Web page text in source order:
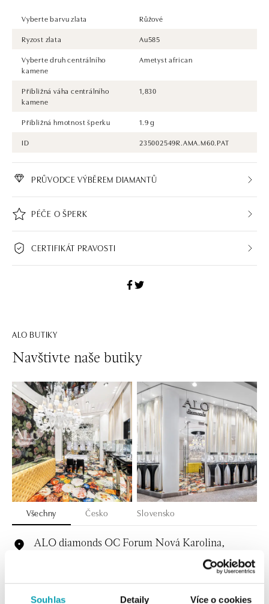
Souhlas Detaily Více o cookies
Vyberte barvu zlata
Růžové
Ryzost zlata
Au585
Vyberte druh centrálního
kamene
Ametyst african
Přibližná váha centrálního
kamene
1,830
Přibližná hmotnost šperku
1.9 g
ID
235002549R.AMA.M60.PAT
PRŮVODCE VÝBĚREM DIAMANTŮ
PÉČE O ŠPERK
CERTIFIKÁT PRAVOSTI
ALO BUTIKY
Navštivte naše butiky
Všechny Česko Slovensko
ALO diamonds OC Forum Nová Karolina,
dnes otevřeno od 09:00